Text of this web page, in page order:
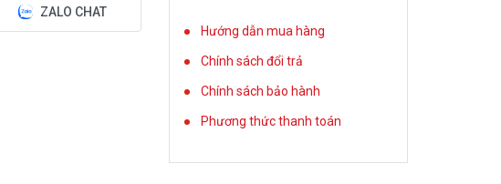
ZALO CHAT
Hướng dẫn mua hàng
Chính sách đổi trả
Chính sách bảo hành
Phương thức thanh toán